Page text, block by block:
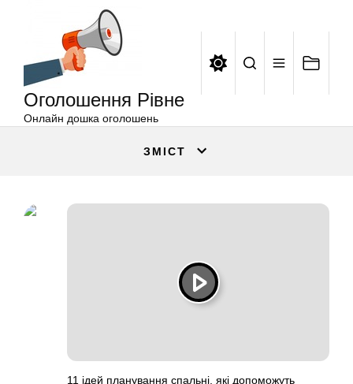
Оголошення Рівне
Онлайн дошка оголошень
ЗМІСТ
11 ідей планування спальні, які допоможуть